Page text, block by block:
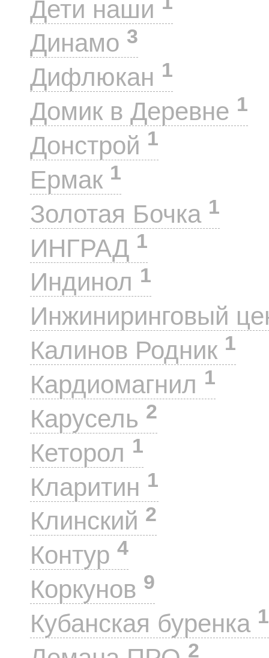
Дети наши
Динамо 3
Дифлюкан 1
Домик в Деревне 1
Донстрой 1
Ермак 1
Золотая Бочка 1
ИНГРАД 1
Индинол 1
Инжиниринговый
Калинов Родник 1
Кардиомагнил 1
Карусель 2
Кеторол 1
Кларитин 1
Клинский 2
Контур 4
Коркунов 9
Кубанская буренка 1
2